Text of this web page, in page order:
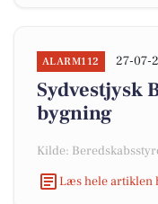
ALARM112 27-07-
Sydvestjysk
bygning
Kilde:
Læs hele artiklen